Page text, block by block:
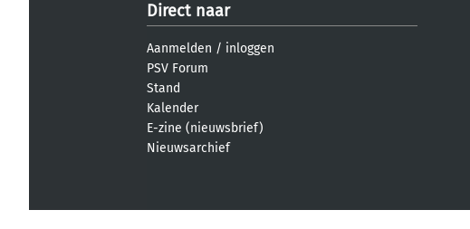
Direct naar
Aanmelden / inloggen
PSV Forum
Stand
Kalender
E-zine (nieuwsbrief)
Nieuwsarchief